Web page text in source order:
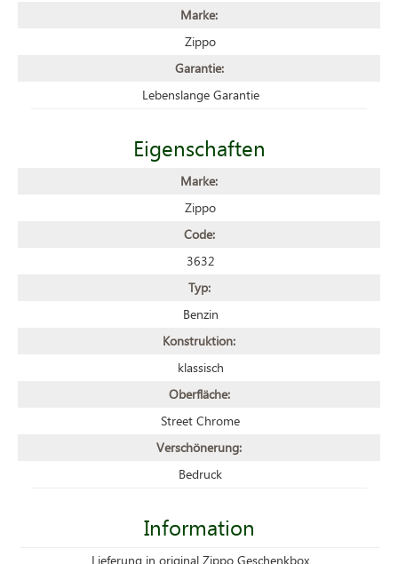
Marke:
Zippo
Garantie:
Lebenslange Garantie
Eigenschaften
Marke:
Zippo
Code:
3632
Typ:
Benzin
Konstruktion:
klassisch
Oberfläche:
Street Chrome
Verschönerung:
Bedruck
Information
Lieferung in original Zippo Geschenkbox